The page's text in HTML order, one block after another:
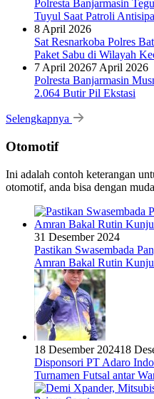
Polresta Banjarmasin
Tuyul Saat Patroli
8 April 2026
Sat Resnarkoba Polres
Paket Sabu di Wilayah
7 April 20267 April 2026
Polresta Banjarmasin
2.064 Butir Pil Ekstasi
Selengkapnya
Otomotif
Ini adalah contoh keterangan
otomotif, anda bisa dengan
31 Desember 2024
Pastikan Swasembada
Amran Bakal Rutin
18 Desember 202418
Disponsori PT Adaro
Turnamen Futsal antar